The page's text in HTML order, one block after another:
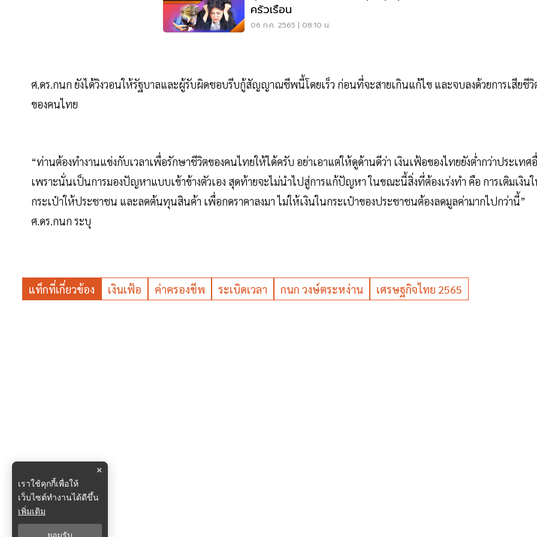
ครัวเรือน
06 ก.ค. 2565 | 08:10 น.
ศ.ดร.กนก ยังได้วิงวอนให้รัฐบาลและผู้รับผิดชอบรีบกู้สัญญาณชีพนี้โดยเร็ว ก่อนที่จะสายเกินแก้ไข และจบลงด้วยการเสียชีวิ
ของคนไทย
“ท่านต้องทำงานแข่งกับเวลาเพื่อรักษาชีวิตของคนไทยให้ได้ครับ อย่าเอาแต่ให้ดูด้านดีว่า เงินเฟ้อของไทยยังต่ำกว่าประเทศ
เพราะนั่นเป็นการมองปัญหาแบบเข้าข้างตัวเอง สุดท้ายจะไม่นำไปสู่การแก้ปัญหา ในขณะนี้สิ่งที่ต้องเร่งทำ คือ การเติมเงิน
กระเป๋าให้ประชาชน และลดต้นทุนสินค้า เพื่อกดราคาลงมา ไม่ให้เงินในกระเป๋าของประชาชนต้องลดมูลค่ามากไปกว่านี้”
ศ.ดร.กนก ระบุ
แท็กที่เกี่ยวข้อง เงินเฟ้อ ค่าครองชีพ ระเบิดเวลา กนก วงษ์ตระหง่าน เศรษฐกิจไทย 2565
×
เราใช้คุกกี้เพื่อให้
เว็บไซต์ทำงานได้ดีขึ้น
เพิ่มเติม